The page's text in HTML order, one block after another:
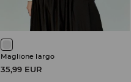
Maglione largo
35,99 EUR